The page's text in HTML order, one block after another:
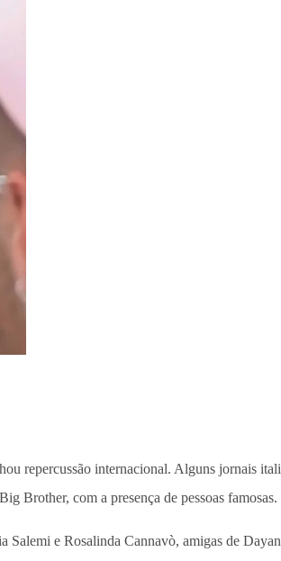
repercussão internacional. Alguns jornais
Brother, com a presença de pessoas famosas.
e Rosalinda Cannavò, amigas de